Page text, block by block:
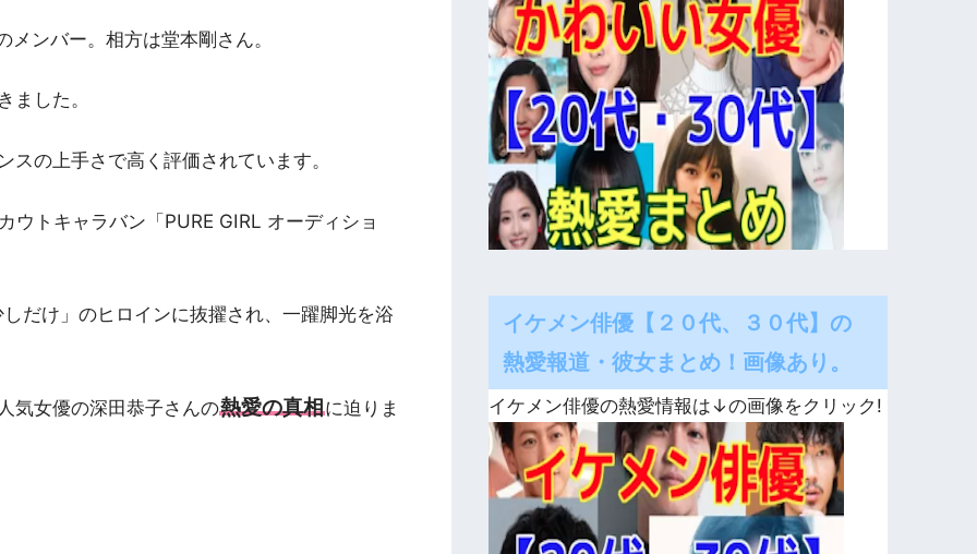
ンバー。相方は堂本剛さん。
ました。
の上手さで高く評価されています。
ウトキャラバン「PURE GIRL オーディショ
だけ」のヒロインに抜擢され、一躍脚光を浴
気女優の深田恭子さんの熱愛の真相に迫りま
イケメン俳優【２０代、３０代】の
熱愛報道・彼女まとめ！画像あり。
イケメン俳優の熱愛情報は↓の画像をクリック!